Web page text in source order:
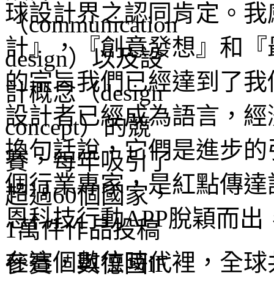
球設計界之認同肯定。
計』，『創意發想』和
的宗旨我們已經達到了
設計者已經成為語言，
換句話說，它們是進步
個行業專家，是紅點傳
恩科技行動APP脫穎而
在這個數位時代裡，全